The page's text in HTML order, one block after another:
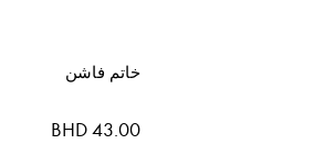
خاتم فاشن
BHD 43.00